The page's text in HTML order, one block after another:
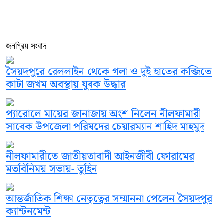
জনপ্রিয় সংবাদ
সৈয়দপুরে রেললাইন থেকে গলা ও দুই হাতের কব্জিতে
কাটা জখম অবস্থায় যুবক উদ্ধার
প্যারোলে মায়ের জানাজায় অংশ নিলেন নীলফামারী
সাবেক উপজেলা পরিষদের চেয়ারম্যান শাহিদ মাহমুদ
নীলফামারীতে জাতীয়তাবাদী আইনজীবী ফোরামের
মতবিনিময় সভায়- তুহিন
আন্তর্জাতিক শিক্ষা নেতৃত্বের সম্মাননা পেলেন সৈয়দপুর
ক্যান্টনমেন্ট